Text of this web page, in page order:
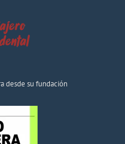
desde su fundación